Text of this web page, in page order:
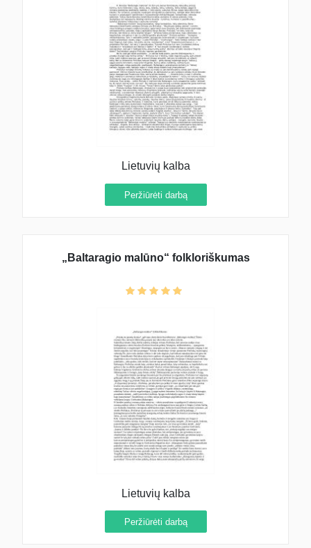
Lietuvių kalba
Peržiūrėti darbą
„Baltaragio malūno“ folkloriškumas
Lietuvių kalba
Peržiūrėti darbą